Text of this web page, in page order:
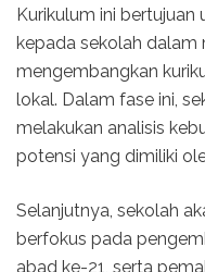
Kurikulum ini
kepada sekolah dalam
mengembangkan
lokal. Dalam fase ini,
melakukan analisis
potensi yang dimiliki
Selanjutnya, sekolah
berfokus pada
abad ke-21, serta